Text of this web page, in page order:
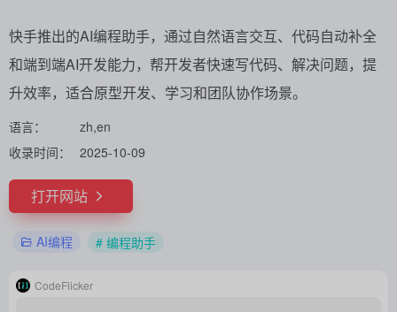
快手推出的AI编程助手，通过自然语言交互、代码自动补全
和端到端AI开发能力，帮开发者快速写代码、解决问题，提
升效率，适合原型开发、学习和团队协作场景。
语言：
zh,en
收录时间：
2025-10-09
打开网站
AI编程 # 编程助手
CodeFlicker